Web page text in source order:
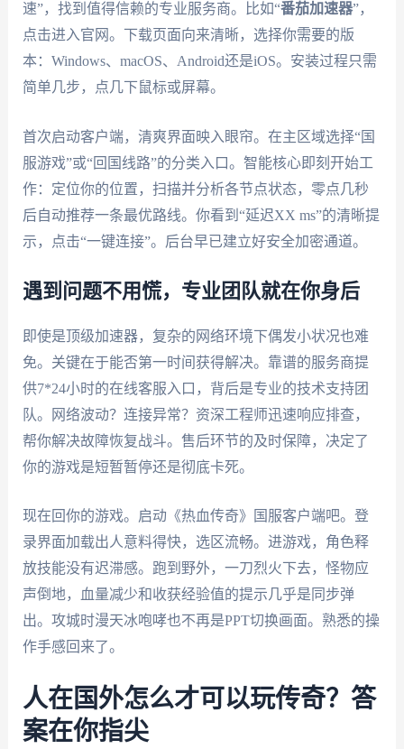
速”，找到值得信赖的专业服务商。比如“番茄加速器”，
点击进入官网。下载页面向来清晰，选择你需要的版
本：Windows、macOS、Android还是iOS。安装过程只需
简单几步，点几下鼠标或屏幕。
首次启动客户端，清爽界面映入眼帘。在主区域选择“国
服游戏”或“回国线路”的分类入口。智能核心即刻开始工
作：定位你的位置，扫描并分析各节点状态，零点几秒
后自动推荐一条最优路线。你看到“延迟XX ms”的清晰提
示，点击“一键连接”。后台早已建立好安全加密通道。
遇到问题不用慌，专业团队就在你身后
即使是顶级加速器，复杂的网络环境下偶发小状况也难
免。关键在于能否第一时间获得解决。靠谱的服务商提
供7*24小时的在线客服入口，背后是专业的技术支持团
队。网络波动？连接异常？资深工程师迅速响应排查，
帮你解决故障恢复战斗。售后环节的及时保障，决定了
你的游戏是短暂暂停还是彻底卡死。
现在回你的游戏。启动《热血传奇》国服客户端吧。登
录界面加载出人意料得快，选区流畅。进游戏，角色释
放技能没有迟滞感。跑到野外，一刀烈火下去，怪物应
声倒地，血量减少和收获经验值的提示几乎是同步弹
出。攻城时漫天冰咆哮也不再是PPT切换画面。熟悉的操
作手感回来了。
人在国外怎么才可以玩传奇？答
案在你指尖